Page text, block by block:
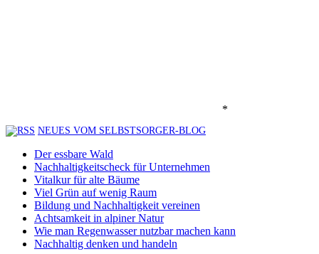
*
NEUES VOM SELBSTSORGER-BLOG
Der essbare Wald
Nachhaltigkeitscheck für Unternehmen
Vitalkur für alte Bäume
Viel Grün auf wenig Raum
Bildung und Nachhaltigkeit vereinen
Achtsamkeit in alpiner Natur
Wie man Regenwasser nutzbar machen kann
Nachhaltig denken und handeln